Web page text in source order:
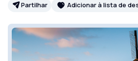
Partilhar Adicionar à lista de